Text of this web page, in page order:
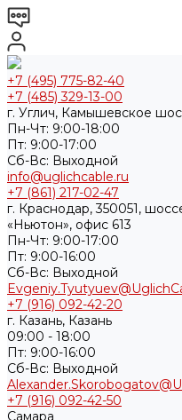
+7 (495) 775-82-40
+7 (485) 329-13-00
г. Углич, Камышевское
Пн-Чт: 9:00-18:00
Пт: 9:00-17:00
Cб-Вс: Выходной
info@uglichcable.ru
+7 (861) 217-02-47
г. Краснодар, 350051,
«Ньютон», офис 613
Пн-Чт: 9:00-17:00
Пт: 9:00-16:00
Cб-Вс: Выходной
+7 (916) 092-42-20
г. Казань, Казань
09:00 - 18:00
Пт: 9:00-16:00
Cб-Вс: Выходной
+7 (916) 092-42-50
Самара